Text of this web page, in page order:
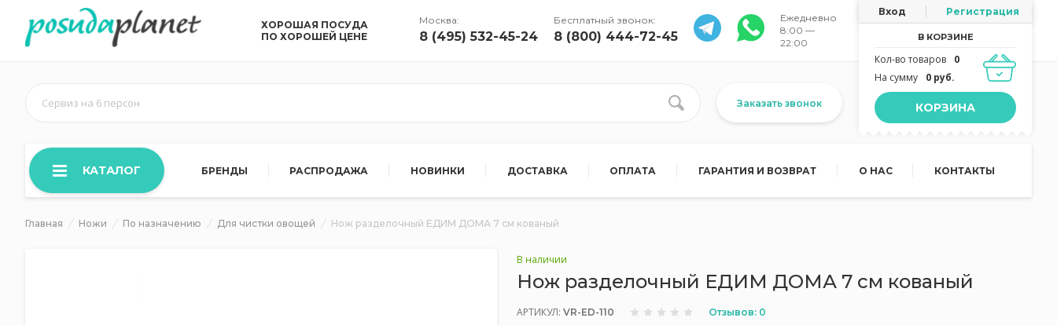
ХОРОШАЯ ПОСУДА
ПО ХОРОШЕЙ ЦЕНЕ
Москва:
8 (495) 532-45-24
Бесплатный звонок:
8 (800) 444-72-45
Ежедневно
8:00 —
22:00
Вход Регистрация
В КОРЗИНЕ
Кол-во товаров
0
На сумму
0 руб.
КОРЗИНА
Сервиз на 6 персон Заказать звонок
КАТАЛОГ БРЕНДЫ РАСПРОДАЖА НОВИНКИ ДОСТАВКА ОПЛАТА ГАРАНТИЯ И ВОЗВРАТ О НАС КОНТАКТЫ
Главная Ножи По назначению Для чистки овощей Нож разделочный ЕДИМ ДОМА 7 см кованый
В наличии
Нож разделочный ЕДИМ ДОМА 7 см кованый
АРТИКУЛ: VR-ED-110 Отзывов: 0